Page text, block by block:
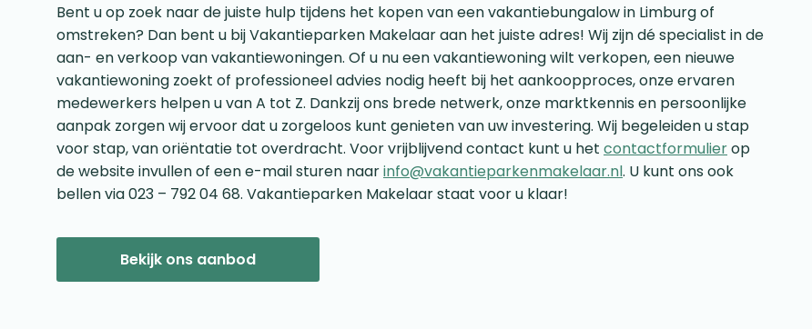
Bent u op zoek naar de juiste hulp tijdens het kopen van een vakantiebungalow in Limburg of
omstreken? Dan bent u bij Vakantieparken Makelaar aan het juiste adres! Wij zijn dé specialist in de
aan- en verkoop van vakantiewoningen. Of u nu een vakantiewoning wilt verkopen, een nieuwe
vakantiewoning zoekt of professioneel advies nodig heeft bij het aankoopproces, onze ervaren
medewerkers helpen u van A tot Z. Dankzij ons brede netwerk, onze marktkennis en persoonlijke
aanpak zorgen wij ervoor dat u zorgeloos kunt genieten van uw investering. Wij begeleiden u stap
voor stap, van oriëntatie tot overdracht. Voor vrijblijvend contact kunt u het contactformulierop
de website invullen of een e-mail sturen naarinfo@vakantieparkenmakelaar.nl. U kunt ons ook
bellen via 023 – 792 04 68. Vakantieparken Makelaar staat voor u klaar!
Bekijk ons aanbod